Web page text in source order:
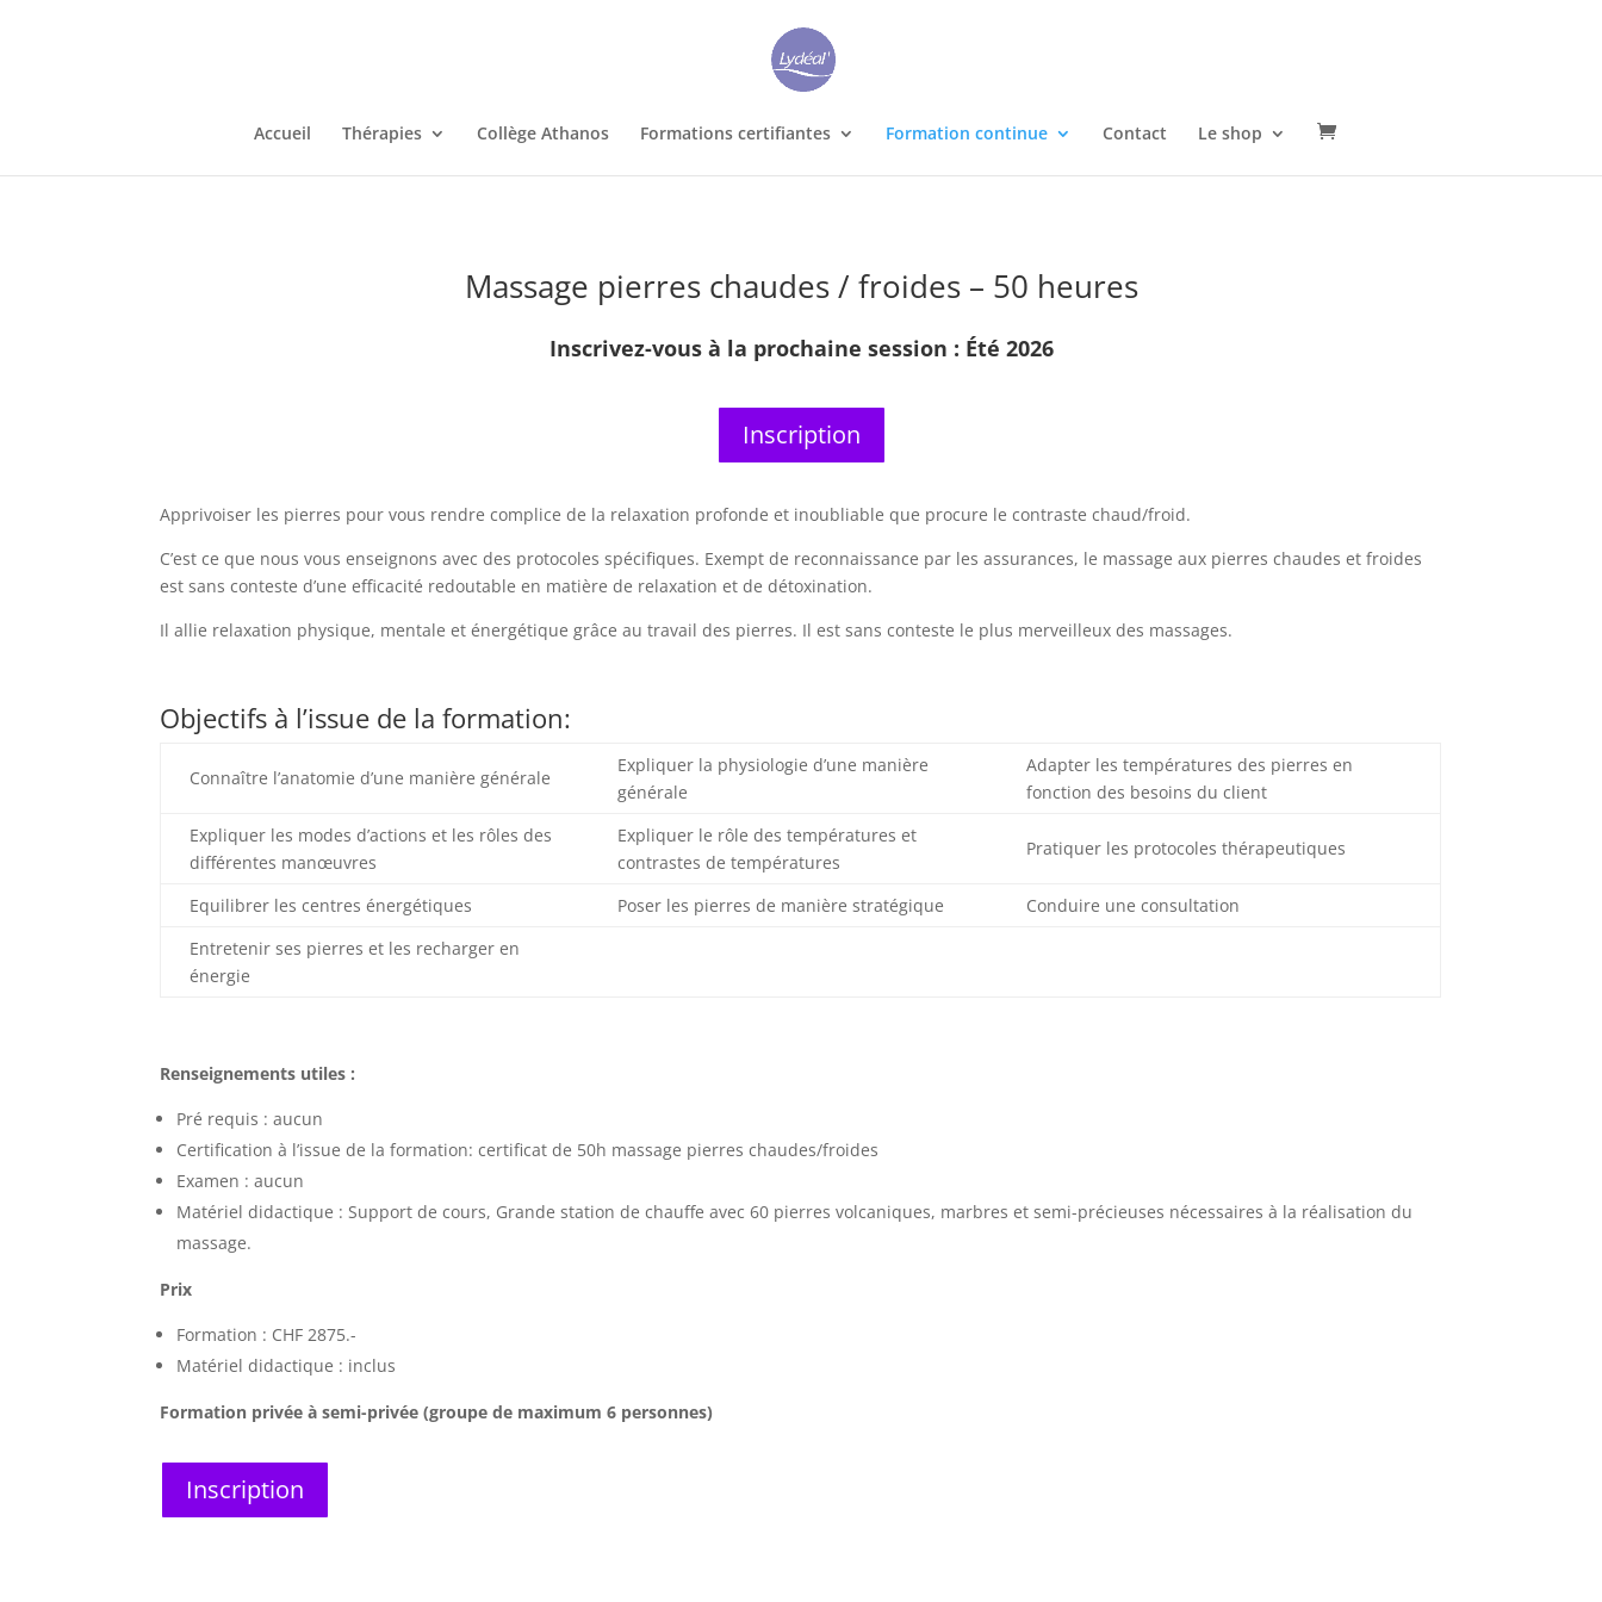
Accueil Thérapies Collège Athanos Formations certifiantes Formation continue Contact Le shop
Massage pierres chaudes / froides – 50 heures
Inscrivez-vous à la prochaine session : Été 2026
Inscription
Apprivoiser les pierres pour vous rendre complice de la relaxation profonde et inoubliable que procure le contraste chaud/froid.
C’est ce que nous vous enseignons avec des protocoles spécifiques. Exempt de reconnaissance par les assurances, le massage aux pierres chaudes et froides
est sans conteste d’une efficacité redoutable en matière de relaxation et de détoxination.
Il allie relaxation physique, mentale et énergétique grâce au travail des pierres. Il est sans conteste le plus merveilleux des massages.
Objectifs à l’issue de la formation:
Connaître l’anatomie d’une manière générale
Expliquer la physiologie d’une manière
générale
Adapter les températures des pierres en
fonction des besoins du client
Expliquer les modes d’actions et les rôles des
différentes manœuvres
Expliquer le rôle des températures et
contrastes de températures
Pratiquer les protocoles thérapeutiques
Equilibrer les centres énergétiques Poser les pierres de manière stratégique
Conduire une consultation
Entretenir ses pierres et les recharger en
énergie
Renseignements utiles :
Pré requis : aucun
Certification à l’issue de la formation: certificat de 50h massage pierres chaudes/froides
Examen : aucun
Matériel didactique : Support de cours, Grande station de chauffe avec 60 pierres volcaniques, marbres et semi-précieuses nécessaires à la réalisation du
massage.
Prix
Formation : CHF 2875.-
Matériel didactique : inclus
Formation privée à semi-privée (groupe de maximum 6 personnes)
Inscription